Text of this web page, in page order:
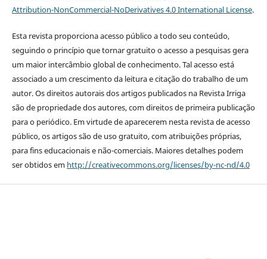
Attribution-NonCommercial-NoDerivatives 4.0 International License.
Esta revista proporciona acesso público a todo seu conteúdo,
seguindo o princípio que tornar gratuito o acesso a pesquisas gera
um maior intercâmbio global de conhecimento. Tal acesso está
associado a um crescimento da leitura e citação do trabalho de um
autor. Os direitos autorais dos artigos publicados na Revista Irriga
são de propriedade dos autores, com direitos de primeira publicação
para o periódico. Em virtude de aparecerem nesta revista de acesso
público, os artigos são de uso gratuito, com atribuições próprias,
para fins educacionais e não-comerciais. Maiores detalhes podem
ser obtidos em http://creativecommons.org/licenses/by-nc-nd/4.0